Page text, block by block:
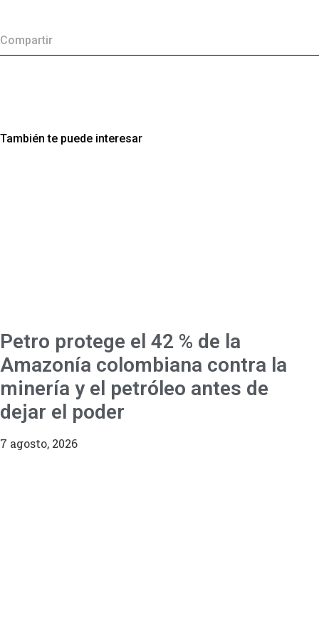
Compartir
También te puede interesar
Petro protege el 42 % de la
Amazonía colombiana contra la
minería y el petróleo antes de
dejar el poder
7 agosto, 2026